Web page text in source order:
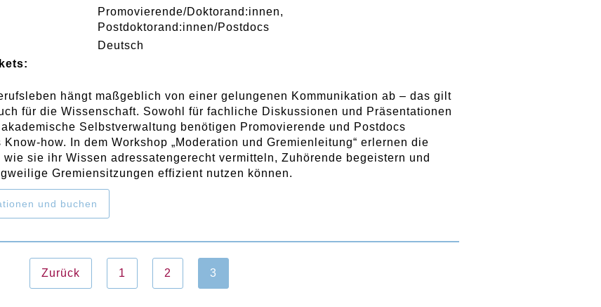
Promovierende/Doktorand:innen
Postdoktorand:innen/Postdocs
Deutsch
hängt maßgeblich von einer gelungenen Kommunikation ab – das gilt
für die Wissenschaft. Sowohl für fachliche Diskussionen und Präsentationen
Selbstverwaltung benötigen Promovierende und Postdocs
Know-how. In dem Workshop „Moderation und Gremienleitung“ erlernen die
wie sie ihr Wissen adressatengerecht vermitteln, Zuhörende begeistern und
Gremiensitzungen effizient nutzen können.
und buchen
Zurück 1 2 3